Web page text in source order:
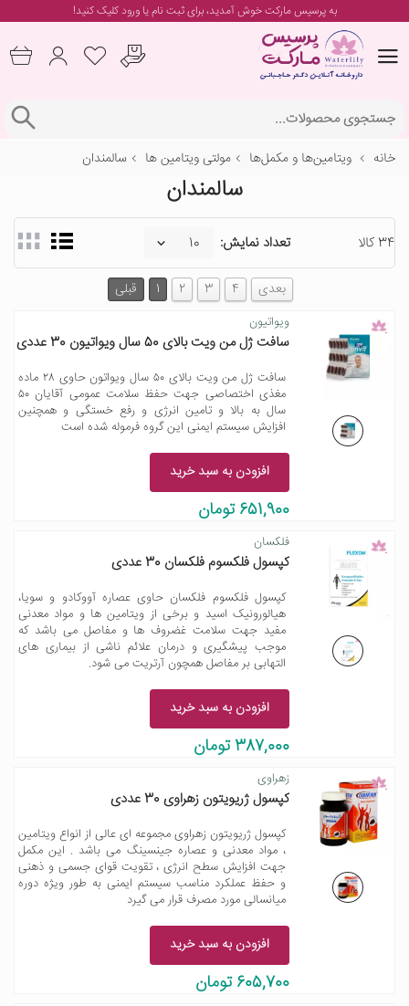
به پرسیس مارکت خوش آمدید، برایثبت نام یا ورودکلیک کنید!
خانه ویتامین‌ها و مکمل‌ها مولتی ویتامین ها سالمندان
سالمندان
34 کالا تعداد نمایش:
قبلی 1 2 3 4 بعدی
ویواتیون
سافت ژل من ویت بالای 50 سال ویواتیون 30 عددی
سافت ژل من ویت بالای ۵۰ سال ویواتون حاوی ۲۸ ماده
مغذی اختصاصی جهت حفظ سلامت عمومی آقایان ۵۰
سال به بالا و تامین انرژی و رفع خستگی و همچنین
افزایش سیستم ایمنی این گروه فرموله شده است
افزودن به سبد خرید
651,900 تومان
فلکسان
کپسول فلکسوم فلکسان 30 عددی
کپسول فلکسوم فلکسان حاوی عصاره آووکادو و سویا،
هیالورونیک اسید و برخی از ویتامین ها و مواد معدنی
مفید جهت سلامت غضروف ها و مفاصل می باشد که
موجب پیشگیری و درمان علائم ناشی از بیماری های
التهابی بر مفاصل همچون آرتریت می شود.
افزودن به سبد خرید
387,000 تومان
زهراوی
کپسول ژریویتون زهراوی 30 عددی
کپسول ژریویتون زهراوی مجموعه ای عالی از انواع ویتامین
، مواد معدنی و عصاره جینسینگ می باشد . این مکمل
جهت افزایش سطح انرژی ، تقویت قوای جسمی و ذهنی
و حفظ عملکرد مناسب سیستم ایمنی به طور ویژه دوره
میانسالی مورد مصرف قرار می گیرد
افزودن به سبد خرید
605,700 تومان